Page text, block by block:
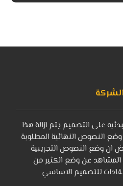
على التصميم يتم ازالة هذا
النصوص النهائية المطلوبة
ان وضع النصوص التجريبية
عن وضع الكثير من
للتصميم الاساسي